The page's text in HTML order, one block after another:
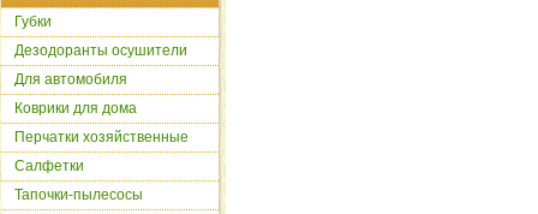
Губки
Дезодоранты осушители
Для автомобиля
Коврики для дома
Перчатки хозяйственные
Салфетки
Тапочки-пылесосы